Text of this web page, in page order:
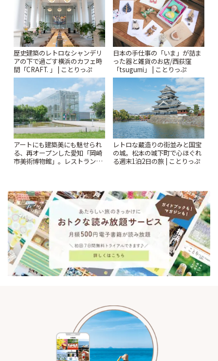
歴史建築のレトロなシャンデリ
アの下で過ごす横浜のカフェ時
間「CRAFT. 」 | ことりっぷ
日本の手仕事の「いま」が詰ま
った器と雑貨のお店/西荻窪
「tsugumi」 | ことりっぷ
アートにも建築美にも魅せられ
る、再オープンした愛知「岡崎
市美術博物館」。レストランや
レトロな蔵造りの街並みと国宝
の城。松本の城下町で心ほぐれ
る週末1泊2日の旅 | ことりっぷ